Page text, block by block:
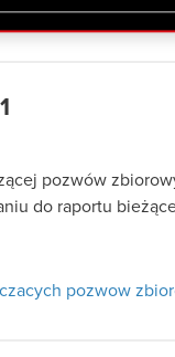
używanie plików
pozwów
do raportu
pozwow